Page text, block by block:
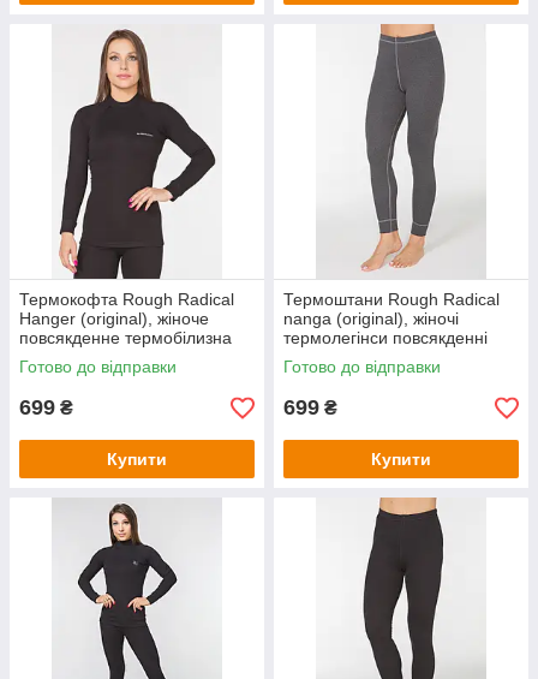
Термокофта Rough Radical
Hanger (original), жіноче
повсякденне термобілизна
тепле зимове, кофта
лонгслив реглан Rough
Готово до відправки
699 ₴
Купити
Термоштани Rough Radical
nanga (original), жіночі
термолегінси повсякденні
теплі зимові
Готово до відправки
699 ₴
Купити